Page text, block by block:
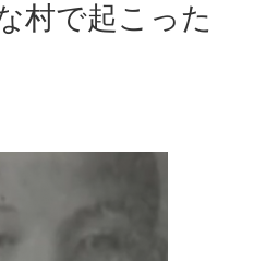
村で起こった